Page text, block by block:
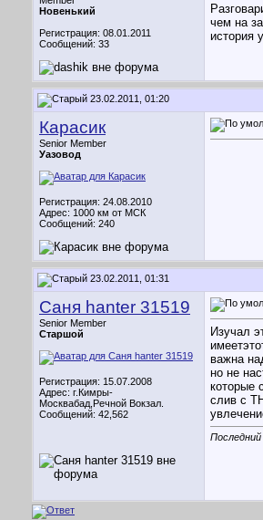
Новенький
Регистрация: 08.01.2011
Сообщений: 33
чем на
история
23.02.2011, 01:20
Карасик
Senior Member
Уазовод
Регистрация: 24.08.2010
Адрес: 1000 км от МСК
Сообщений: 240
23.02.2011, 01:31
Саня hanter 31519
Senior Member
Старшой
Регистрация: 15.07.2008
Адрес: г.Кимры-
Москвабад,Речной Вокзал.
Сообщений: 42,562
Изучал
важна
но не
которые
слив с
Последний